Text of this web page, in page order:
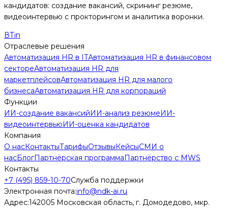
кандидатов: создание вакансий, скрининг резюме,
видеоинтервью с прокторингом и аналитика воронки.
ВТin
Отраслевые решения
Автоматизация HR в ITАвтоматизация HR в финансовом
сектореАвтоматизация HR для
маркетплейсовАвтоматизация HR для малого
бизнесаАвтоматизация HR для корпораций
Функции
ИИ-создание вакансийИИ-анализ резюмеИИ-
видеоинтервьюИИ-оценка кандидатов
Компания
О насКонтактыТарифыОтзывыКейсыСМИ о
насБлогПартнёрская программаПартнёрство с MWS
Контакты
+7 (495) 859-10-70Служба поддержки
Электронная почта:info@ndk-ai.ru
Адрес:142005 Московская область, г. Домодедово, мкр.